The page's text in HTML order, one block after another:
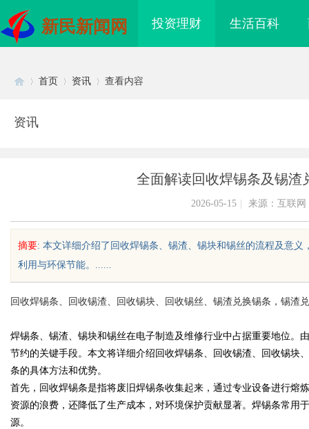
新民新闻网 投资理财 生活百科
uz
首页 资讯 查看内容
资讯
全面解读回收焊锡条及锡渣
2026-05-15 来源：互联网
摘要: 本文详细介绍了回收焊锡条、锡渣、锡块和锡丝的流程及意
利用与环保节能。......
回收焊锡条、回收锡渣、回收锡块、回收锡丝、锡渣兑换锡条，锡渣
焊锡条、锡渣、锡块和锡丝在电子制造及维修行业中占据重要地位。
节约的关键手段。本文将详细介绍回收焊锡条、回收锡渣、回收锡块
条的具体方法和优势。
首先，回收焊锡条是指将废旧焊锡条收集起来，通过专业设备进行熔
资源的浪费，还降低了生产成本，对环境保护贡献显著。焊锡条常用
源。
万山牌高品质焊锡材料全解析：焊锡
条、焊锡球与无铅焊锡丝的应用与优
势
短剧网
创作平